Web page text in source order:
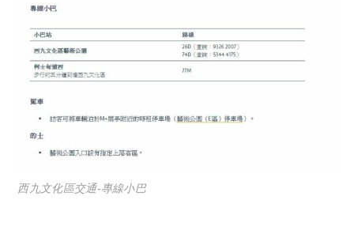
西九文化區交通-專線小巴